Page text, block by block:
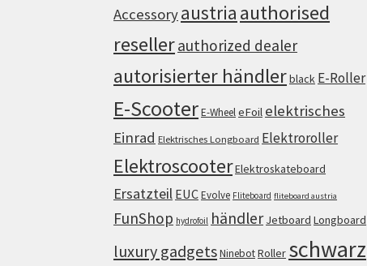
Accessoryaustria authorised
resellerauthorized dealer
autorisierter händlerblack E-Roller
E-ScooterE-WheeleFoil elektrisches
Einrad Elektrisches Longboard Elektroroller
ElektroscooterElektroskateboard
Ersatzteil EUCEvolve Fliteboard fliteboard austria
FunShop hydrofoil händler Jetboard Longboard
luxury gadgetsNinebotRoller schwarz